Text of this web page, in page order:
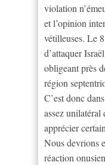
violation
et l’opinion
vétilleuses. Le
d’attaquer
obligeant près
région
C’est donc
assez unilatéral
apprécier
Nous devrions
réaction